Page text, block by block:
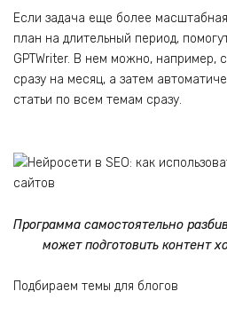
Если задача еще более
план на длительный период,
GPTWriter. В нем можно, например,
сразу на месяц, а затем
статьи по всем темам сразу.
Программа самостоятельно
может подготовить контент
Подбираем темы для блогов